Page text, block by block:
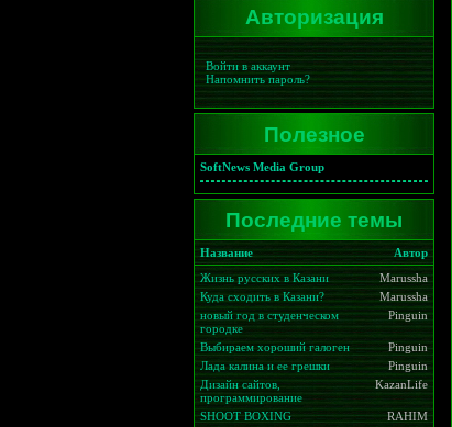
Авторизация
Войти в аккаунт
Напомнить пароль?
Полезное
SoftNews Media Group
Последние темы
Название
Автор
Жизнь русских в Казани
Marussha
Куда сходить в Казани?
Marussha
новый год в студенческом
городке
Pinguin
Выбираем хороший галоген
Pinguin
Лада калина и ее грешки
Pinguin
Дизайн сайтов,
программирование
KazanLife
SHOOT BOXING
RAHIM